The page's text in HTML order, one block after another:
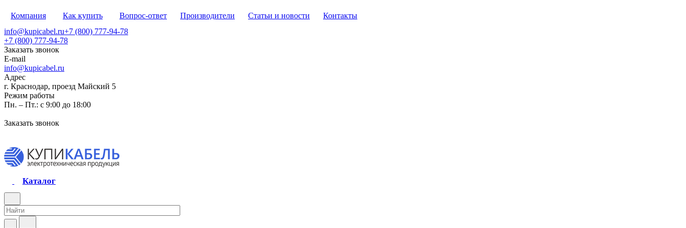
Компания Как купить Вопрос-ответ Производители Статьи и новости
Контакты
info@kupicabel.ru+7 (800) 777-94-78
+7 (800) 777-94-78
Заказать звонок
E-mail
info@kupicabel.ru
Адрес
г. Краснодар, проезд Майский 5
Режим работы
Пн. – Пт.: с 9:00 до 18:00
Заказать звонок
Каталог